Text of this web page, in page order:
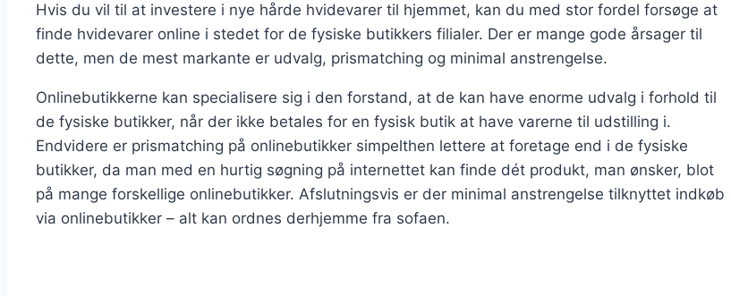
Hvis du vil til at investere i nye hårde hvidevarer til hjemmet, kan du med stor fordel forsøge at
finde hvidevarer online i stedet for de fysiske butikkers filialer. Der er mange gode årsager til
dette, men de mest markante er udvalg, prismatching og minimal anstrengelse.
Onlinebutikkerne kan specialisere sig i den forstand, at de kan have enorme udvalg i forhold til
de fysiske butikker, når der ikke betales for en fysisk butik at have varerne til udstilling i.
Endvidere er prismatching på onlinebutikker simpelthen lettere at foretage end i de fysiske
butikker, da man med en hurtig søgning på internettet kan finde dét produkt, man ønsker, blot
på mange forskellige onlinebutikker. Afslutningsvis er der minimal anstrengelse tilknyttet indkøb
via onlinebutikker – alt kan ordnes derhjemme fra sofaen.